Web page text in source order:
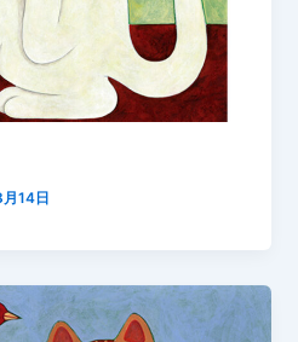
14日